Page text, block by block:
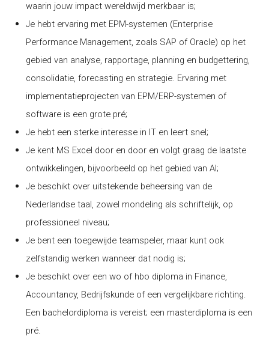
waarin jouw impact wereldwijd merkbaar is;
Je hebt ervaring met EPM-systemen (Enterprise
Performance Management, zoals SAP of Oracle) op het
gebied van analyse, rapportage, planning en budgettering,
consolidatie, forecasting en strategie. Ervaring met
implementatieprojecten van EPM/ERP-systemen of
software is een grote pré;
Je hebt een sterke interesse in IT en leert snel;
Je kent MS Excel door en door en volgt graag de laatste
ontwikkelingen, bijvoorbeeld op het gebied van AI;
Je beschikt over uitstekende beheersing van de
Nederlandse taal, zowel mondeling als schriftelijk, op
professioneel niveau;
Je bent een toegewijde teamspeler, maar kunt ook
zelfstandig werken wanneer dat nodig is;
Je beschikt over een wo of hbo diploma in Finance,
Accountancy, Bedrijfskunde of een vergelijkbare richting.
Een bachelordiploma is vereist; een masterdiploma is een
pré.